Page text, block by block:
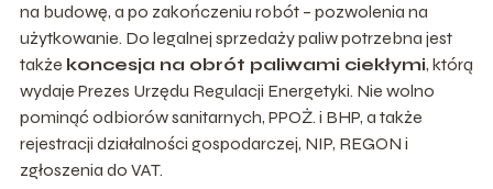
na budowę, a po zakończeniu robót – pozwolenia na
użytkowanie. Do legalnej sprzedaży paliw potrzebna jest
także koncesja na obrót paliwami ciekłymi, którą
wydaje Prezes Urzędu Regulacji Energetyki. Nie wolno
pominąć odbiorów sanitarnych, PPOŻ. i BHP, a także
rejestracji działalności gospodarczej, NIP, REGON i
zgłoszenia do VAT.